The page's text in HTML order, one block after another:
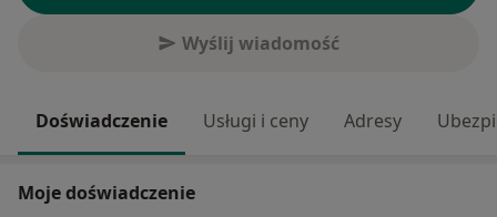
Wyślij wiadomość
Doświadczenie Usługi i ceny Adresy
Moje doświadczenie